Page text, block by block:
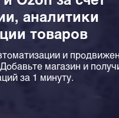
аналитики
товаров
и
магазин и
за 1 минуту.